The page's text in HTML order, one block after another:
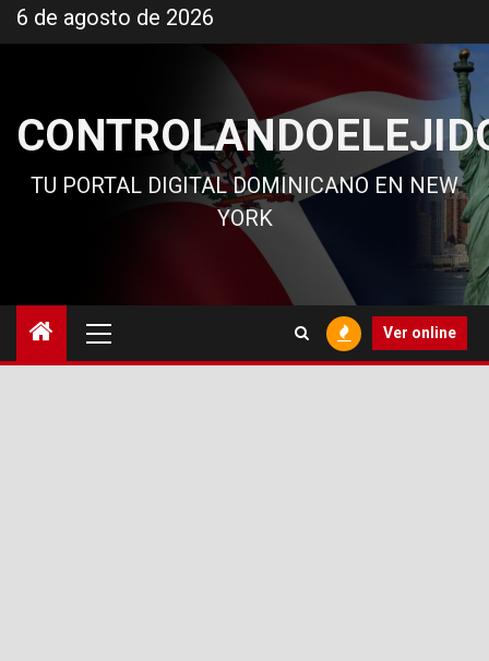
al
6 de agosto de 2026
TU PORTAL DIGITAL DOMINICANO EN NEW
YORK
principal
Ver online